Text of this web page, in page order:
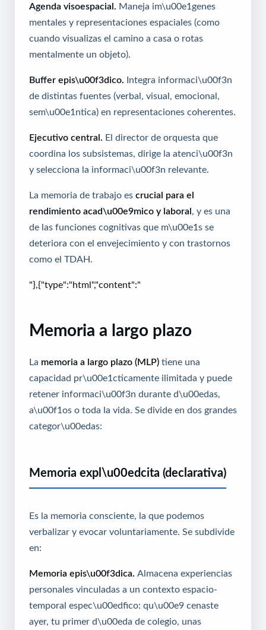
Agenda visoespacial.
Maneja im\u00e1genes
mentales y representaciones espaciales (como
cuando visualizas el camino a casa o rotas
mentalmente un objeto).
Buffer epis\u00f3dico. Integra informaci\u00f3n
de distintas fuentes (verbal, visual, emocional,
sem\u00e1ntica) en representaciones coherentes.
Ejecutivo central.
El director de orquesta que
coordina los subsistemas, dirige la atenci\u00f3n
y selecciona la informaci\u00f3n relevante.
La memoria de trabajo es crucial para el
rendimiento acad\u00e9mico y laboral , y es una
de las funciones cognitivas que m\u00e1s se
deteriora con el envejecimiento y con trastornos
como el TDAH.
"},{"type":"html","content":"
Memoria a largo plazo
La memoria a largo plazo (MLP) tiene una
capacidad pr\u00e1cticamente ilimitada y puede
retener informaci\u00f3n durante d\u00edas,
a\u00f1os o toda la vida. Se divide en dos grandes
categor\u00edas:
Memoria expl\u00edcita (declarativa)
Es la memoria consciente, la que podemos
verbalizar y evocar voluntariamente. Se subdivide
en:
Memoria epis\u00f3dica.
Almacena experiencias
personales vinculadas a un contexto espacio-
temporal espec\u00edfico: qu\u00e9 cenaste
ayer, tu primer d\u00eda de colegio, unas